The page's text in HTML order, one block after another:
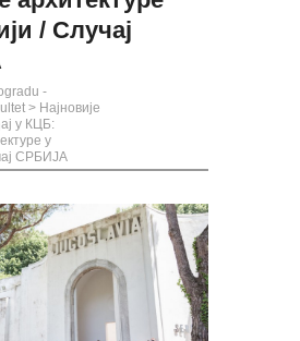
/ Случај
-
> Најновије
у КЦБ:
у
СРБИЈА